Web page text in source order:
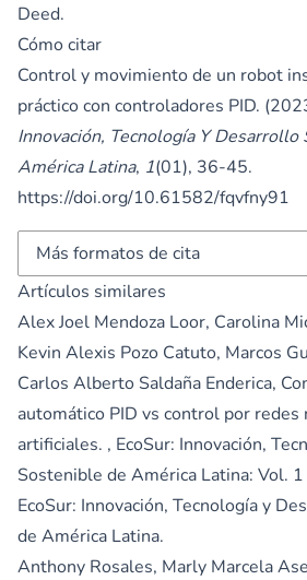
Deed.
Cómo citar
Control y movimiento de un robot
práctico con controladores PID.
Innovación, Tecnología Y
América Latina, 1(01), 36-45.
https://doi.org/10.61582/fqvfny91
Más formatos de cita
Artículos similares
Alex Joel Mendoza Loor, Carolina
Kevin Alexis Pozo Catuto, Marcos
Carlos Alberto Saldaña Enderica,
automático PID vs control por redes
artificiales. , EcoSur: Innovación,
Sostenible de América Latina: Vol.
EcoSur: Innovación, Tecnología y
de América Latina.
Anthony Rosales, Marly Marcela